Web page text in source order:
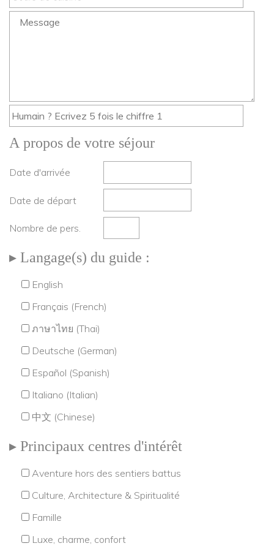
A propos de votre séjour
Date d'arrivée
Date de départ
Nombre de pers.
Langage(s) du guide :
English
Français (French)
ภาษาไทย (Thai)
Deutsche (German)
Español (Spanish)
Italiano (Italian)
中文 (Chinese)
Principaux centres d'intérêt
Aventure hors des sentiers battus
Culture, Architecture & Spiritualité
Famille
Luxe, charme, confort